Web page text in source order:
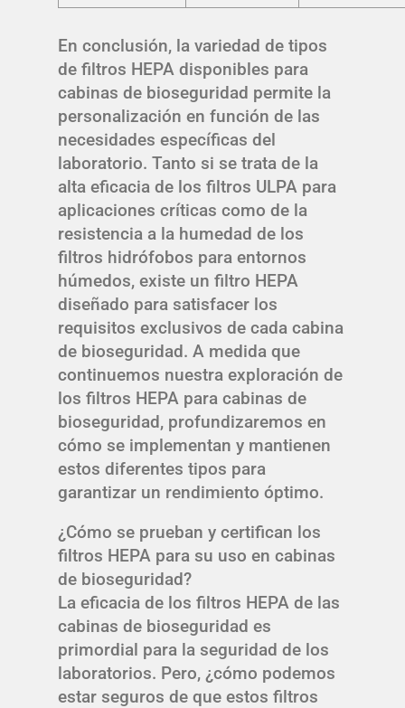
En conclusión, la variedad de tipos
de filtros HEPA disponibles para
cabinas de bioseguridad permite la
personalización en función de las
necesidades específicas del
laboratorio. Tanto si se trata de la
alta eficacia de los filtros ULPA para
aplicaciones críticas como de la
resistencia a la humedad de los
filtros hidrófobos para entornos
húmedos, existe un filtro HEPA
diseñado para satisfacer los
requisitos exclusivos de cada cabina
de bioseguridad. A medida que
continuemos nuestra exploración de
los filtros HEPA para cabinas de
bioseguridad, profundizaremos en
cómo se implementan y mantienen
estos diferentes tipos para
garantizar un rendimiento óptimo.
¿Cómo se prueban y certifican los
filtros HEPA para su uso en cabinas
de bioseguridad?
La eficacia de los filtros HEPA de las
cabinas de bioseguridad es
primordial para la seguridad de los
laboratorios. Pero, ¿cómo podemos
estar seguros de que estos filtros